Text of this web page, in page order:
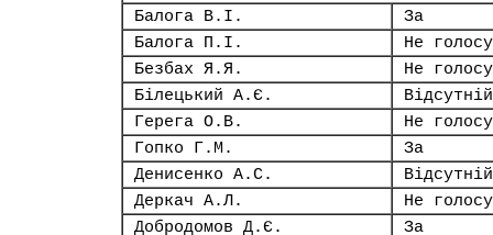
Балога В.І.
За
Балога П.І.
Не
Безбах Я.Я.
Не
Білецький А.Є.
Відсутній
Герега О.В.
Не
Гопко Г.М.
За
Денисенко А.С.
Відсутній
Деркач А.Л.
Не
Добродомов Д.Є.
За